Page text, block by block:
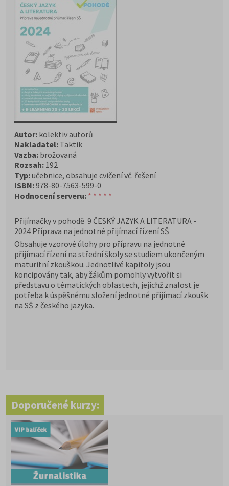
Autor: kolektiv autorů
Nakladatel: Taktik
Vazba: brožovaná
Rozsah: 192
Typ:učebnice, obsahuje cvičení vč. řešení
ISBN:978-80-7563-599-0
Hodnocení serveru: * * * * *
Přijímačky v pohodě 9 ČESKÝ JAZYK A LITERATURA -
2024 Příprava na jednotné přijímací řízení SŠ
Obsahuje vzorové úlohy pro přípravu na jednotné
přijímací řízení na střední školy se studiem ukončeným
maturitní zkouškou. Jednotlivé kapitoly jsou
koncipovány tak, aby žákům pomohly vytvořit si
představu o tématických oblastech, jejichž znalost je
potřeba k úspěšnému složení jednotné přijímací zkoušk
na SŠ z českého jazyka.
Doporučené kurzy: